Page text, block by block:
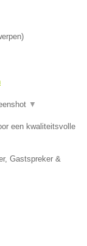
)
▼
een kwaliteitsvolle
Gastspreker &